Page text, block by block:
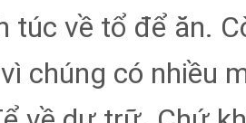
túc về tổ để ăn.
chúng có nhiều